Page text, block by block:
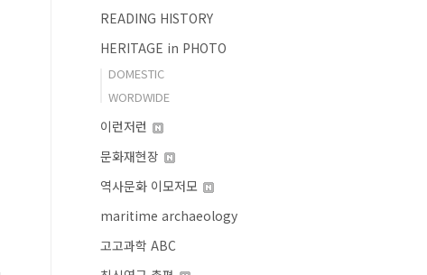
READING HISTORY
HERITAGE in PHOTO
DOMESTIC
WORDWIDE
이런저런
문화재현장
역사문화 이모저모
maritime archaeology
고고과학 ABC